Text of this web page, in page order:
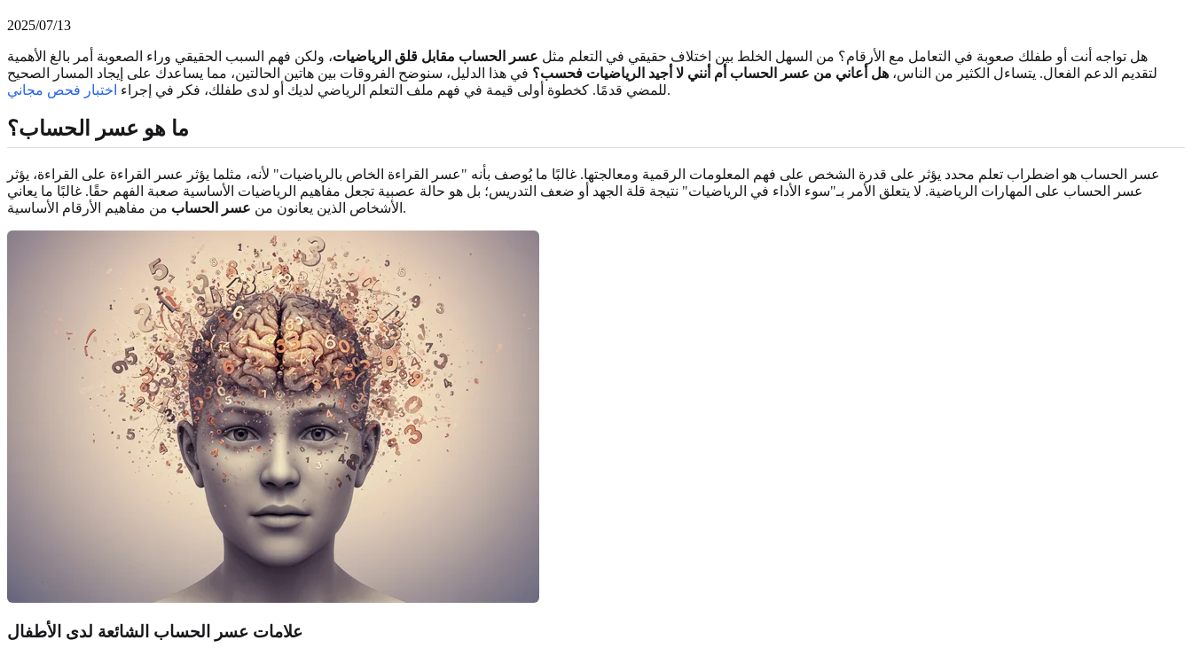
2025/07/13
هل تواجه أنت أو طفلك صعوبة في التعامل مع الأرقام؟ من السهل الخلط بين اختلاف حقيقي في التعلم مثل عسر الحساب مقابل قلق الرياضيات، ولكن فهم السبب الحقيقي وراء الصعوبة أمر بالغ الأهمية
لتقديم الدعم الفعال. يتساءل الكثير من الناس، هل أعاني من عسر الحساب أم أنني لا أجيد الرياضيات فحسب؟ في هذا الدليل، سنوضح الفروقات بين هاتين الحالتين، مما يساعدك على إيجاد المسار الصحيح
للمضي قدمًا. كخطوة أولى قيمة في فهم ملف التعلم الرياضي لديك أو لدى طفلك، فكر في إجراء اختبار فحص مجاني .
ما هو عسر الحساب؟
عسر الحساب هو اضطراب تعلم محدد يؤثر على قدرة الشخص على فهم المعلومات الرقمية ومعالجتها. غالبًا ما يُوصف بأنه "عسر القراءة الخاص بالرياضيات" لأنه، مثلما يؤثر عسر القراءة على القراءة، يؤثر
عسر الحساب على المهارات الرياضية. لا يتعلق الأمر بـ"سوء الأداء في الرياضيات" نتيجة قلة الجهد أو ضعف التدريس؛ بل هو حالة عصبية تجعل مفاهيم الرياضيات الأساسية صعبة الفهم حقًا. غالبًا ما يعاني
الأشخاص الذين يعانون من عسر الحساب من مفاهيم الأرقام الأساسية.
علامات عسر الحساب الشائعة لدى الأطفال